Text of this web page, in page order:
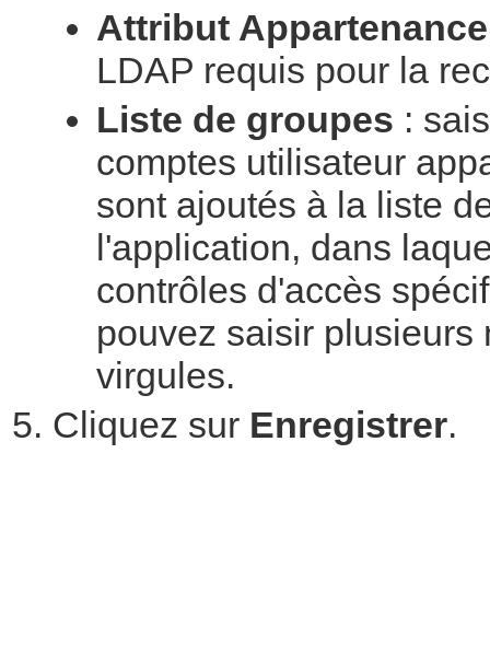
Attribut
LDAP requis pour la
Liste de groupes :
comptes utilisateur
sont ajoutés à la liste
l'application, dans
contrôles d'accès
pouvez saisir plusieurs
virgules.
Cliquez sur Enregistrer.